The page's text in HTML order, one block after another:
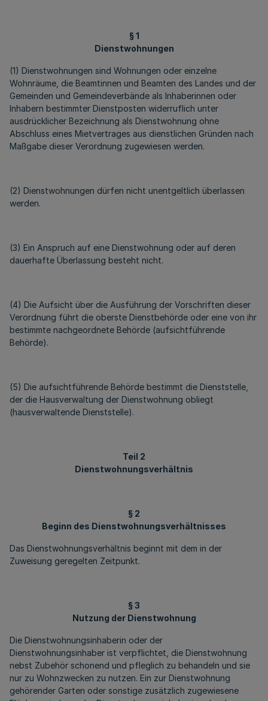
§ 1
Dienstwohnungen
(1) Dienstwohnungen sind Wohnungen oder einzelne
Wohnräume, die Beamtinnen und Beamten des Landes und der
Gemeinden und Gemeindeverbände als Inhaberinnen oder
Inhabern bestimmter Dienstposten widerruflich unter
ausdrücklicher Bezeichnung als Dienstwohnung ohne
Abschluss eines Mietvertrages aus dienstlichen Gründen nach
Maßgabe dieser Verordnung zugewiesen werden.
(2) Dienstwohnungen dürfen nicht unentgeltlich überlassen
werden.
(3) Ein Anspruch auf eine Dienstwohnung oder auf deren
dauerhafte Überlassung besteht nicht.
(4) Die Aufsicht über die Ausführung der Vorschriften dieser
Verordnung führt die oberste Dienstbehörde oder eine von ihr
bestimmte nachgeordnete Behörde (aufsichtführende
Behörde).
(5) Die aufsichtführende Behörde bestimmt die Dienststelle,
der die Hausverwaltung der Dienstwohnung obliegt
(hausverwaltende Dienststelle).
Teil 2
Dienstwohnungsverhältnis
§ 2
Beginn des Dienstwohnungsverhältnisses
Das Dienstwohnungsverhältnis beginnt mit dem in der
Zuweisung geregelten Zeitpunkt.
§ 3
Nutzung der Dienstwohnung
Die Dienstwohnungsinhaberin oder der
Dienstwohnungsinhaber ist verpflichtet, die Dienstwohnung
nebst Zubehör schonend und pfleglich zu behandeln und sie
nur zu Wohnzwecken zu nutzen. Ein zur Dienstwohnung
gehörender Garten oder sonstige zusätzlich zugewiesene